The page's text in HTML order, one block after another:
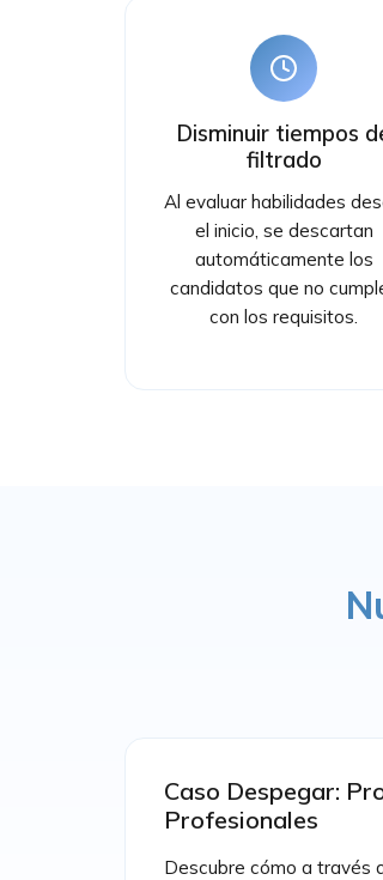
Disminuir tiempos
filtrado
Al evaluar habilidades
el inicio, se descartan
automáticamente los
candidatos que no
con los requisitos.
Caso Despegar:
Profesionales
Descubre cómo a través